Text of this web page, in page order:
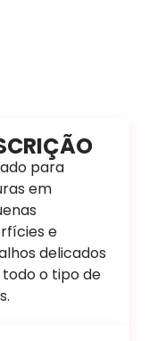
para
em
e
delicados
o tipo de